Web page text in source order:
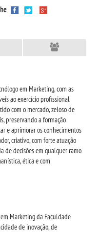
em Marketing, com as
ao exercício profissional
com o mercado, zeloso de
preservando a formação
e aprimorar os conhecimentos
criativo, com forte atuação
de decisões em qualquer ramo
ética e com
Marketing da Faculdade
de inovação, de